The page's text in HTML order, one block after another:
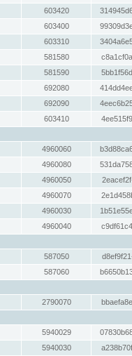
603420
603400
603310
581580
581590
692080
692090
603410
4960060
4960080
4960050
4960070
4960030
4960040
587050
587060
2790070
5940029
5940030